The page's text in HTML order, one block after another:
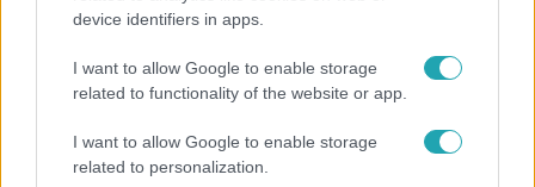
device identifiers in apps.
I want to allow Google to enable storage
related to functionality of the website or app.
I want to allow Google to enable storage
related to personalization.